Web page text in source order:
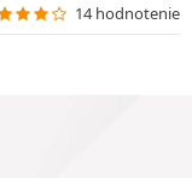
14 hodnotenie